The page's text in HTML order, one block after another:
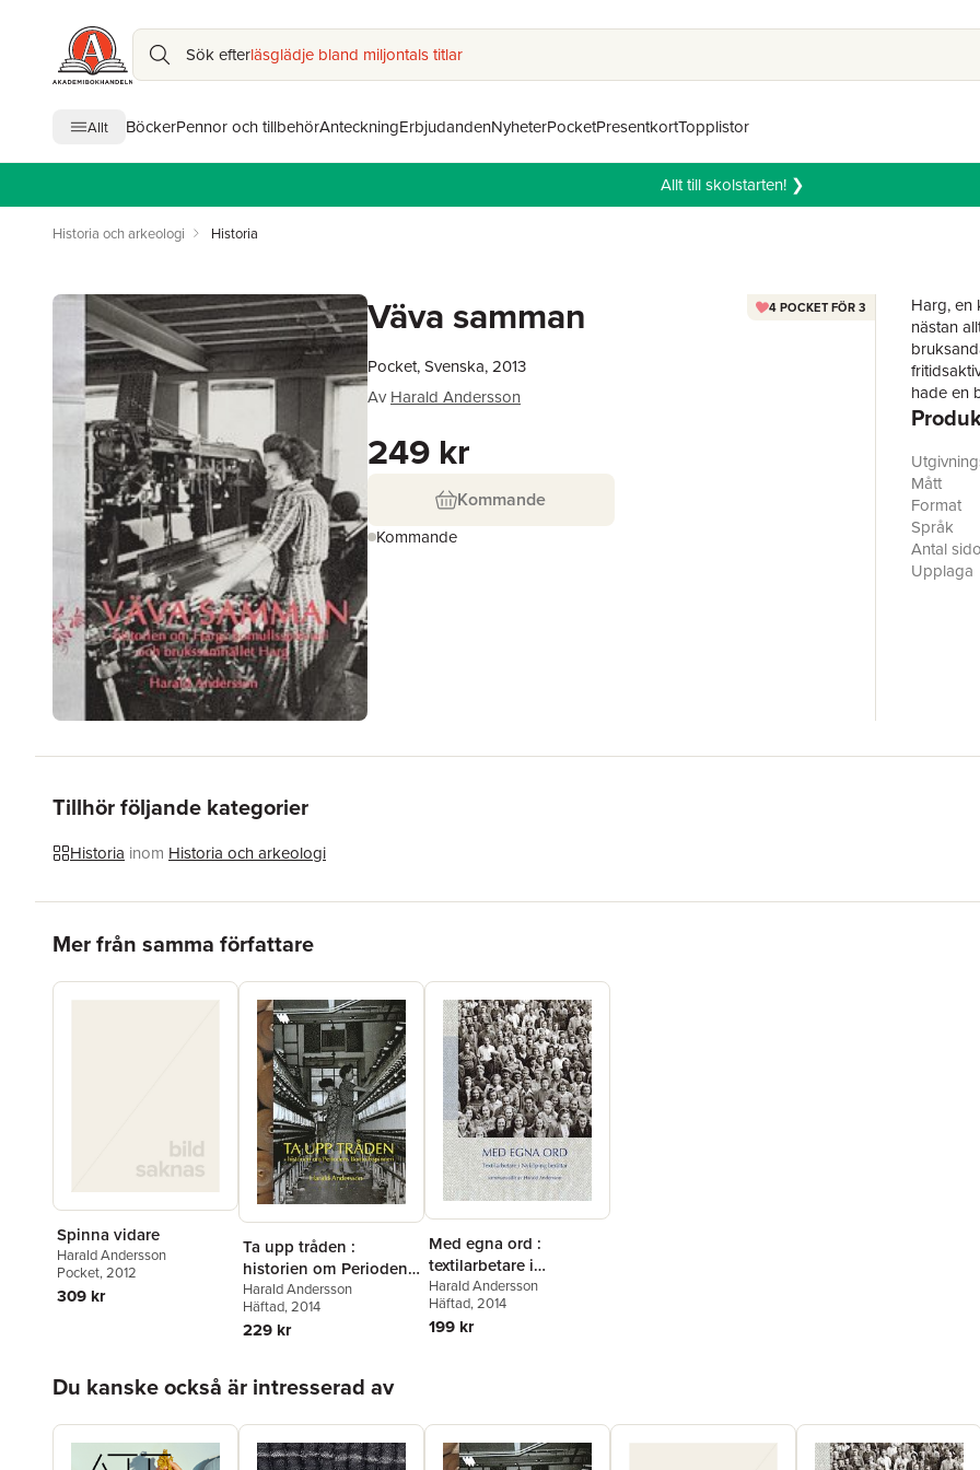
Sök efterläsglädje bland miljontals titlar
Allt BöckerPennor och tillbehörAnteckningErbjudandenNyheterPocketPresentkortTopplistor
Allt till skolstarten! ❯
Historia och arkeologi Historia
Väva samman 4 POCKET FÖR 3
Pocket, Svenska, 2013
Av Harald Andersson
249 kr
Kommande
Kommande
Harg, en
nästan
hade en
utnyttjas.
affärer,
fabriken
Mått
Format
Språk
Antal
Upplaga
Tillhör följande kategorier
Historia inom Historia och arkeologi
Mer från samma författare
Spinna vidare
Harald Andersson
Pocket, 2012
309 kr
Ta upp tråden :
historien om Periodens
Bomullsspinneri
Harald Andersson
Häftad, 2014
229 kr
Med egna ord :
textilarbetare i
Nyköping berättar
Harald Andersson
Häftad, 2014
199 kr
Du kanske också är intresserad av